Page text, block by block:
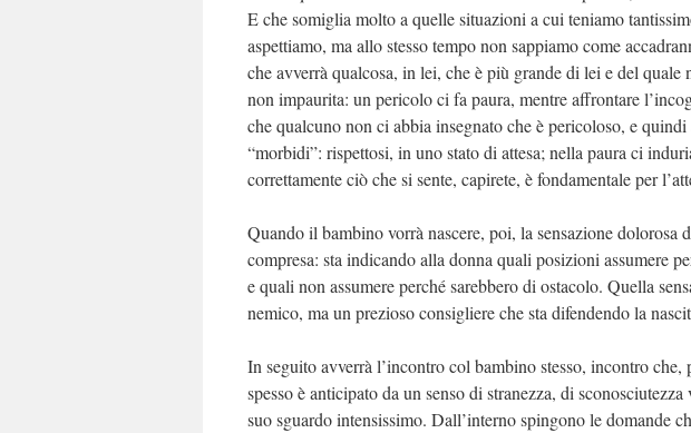
E che somiglia molto a quelle situazioni a cui teniamo
aspettiamo, ma allo stesso tempo non sappiamo come
che avverrà qualcosa, in lei, che è più grande di lei e del
non impaurita: un pericolo ci fa paura, mentre affrontare
che qualcuno non ci abbia insegnato che è pericoloso, e
“morbidi”: rispettosi, in uno stato di attesa; nella paura ci
correttamente ciò che si sente, capirete, è fondamentale per
Quando il bambino vorrà nascere, poi, la sensazione dolorosa
compresa: sta indicando alla donna quali posizioni assumere
e quali non assumere perché sarebbero di ostacolo. Quella
nemico, ma un prezioso consigliere che sta difendendo la
In seguito avverrà l’incontro col bambino stesso, incontro che,
spesso è anticipato da un senso di stranezza, di
suo sguardo intensissimo. Dall’interno spingono le domande